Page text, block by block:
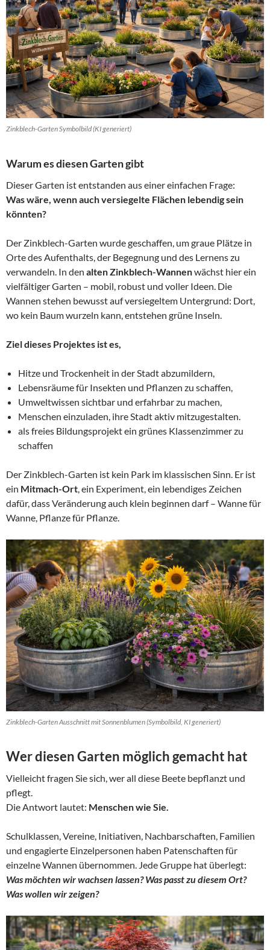
Zinkblech-Garten Symbolbild (KI generiert)
Warum es diesen Garten gibt
Dieser Garten ist entstanden aus einer einfachen Frage:
Was wäre, wenn auch versiegelte Flächen lebendig sein
könnten?
Der Zinkblech-Garten wurde geschaffen, um graue Plätze in
Orte des Aufenthalts, der Begegnung und des Lernens zu
verwandeln. In den alten Zinkblech-Wannenwächst hier ein
vielfältiger Garten – mobil, robust und voller Ideen. Die
Wannen stehen bewusst auf versiegeltem Untergrund: Dort,
wo kein Baum wurzeln kann, entstehen grüne Inseln.
Ziel dieses Projektes ist es,
Hitze und Trockenheit in der Stadt abzumildern,
Lebensräume für Insekten und Pflanzen zu schaffen,
Umweltwissen sichtbar und erfahrbar zu machen,
Menschen einzuladen, ihre Stadt aktiv mitzugestalten.
als freies Bildungsprojekt ein grünes Klassenzimmer zu
schaffen
Der Zinkblech-Garten ist kein Park im klassischen Sinn. Er ist
ein Mitmach-Ort, ein Experiment, ein lebendiges Zeichen
dafür, dass Veränderung auch klein beginnen darf – Wanne für
Wanne, Pflanze für Pflanze.
Zinkblech-Garten Ausschnitt mit Sonnenblumen (Symbolbild, KI generiert)
Wer diesen Garten möglich gemacht hat
Vielleicht fragen Sie sich, wer all diese Beete bepflanzt und
pflegt.
Die Antwort lautet: Menschen wie Sie.
Schulklassen, Vereine, Initiativen, Nachbarschaften, Familien
und engagierte Einzelpersonen haben Patenschaften für
einzelne Wannen übernommen. Jede Gruppe hat überlegt:
Was möchten wir wachsen lassen? Was passt zu diesem Ort?
Was wollen wir zeigen?